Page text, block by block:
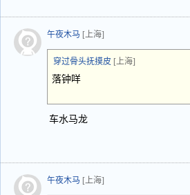
午夜木马 [上海]
穿过骨头抚摸皮 [上海]
落钟咩
车水马龙
午夜木马 [上海]